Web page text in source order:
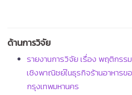
ด้านการวิจัย
รายงานการวิจัย เรื่อง พฤติกร
เชิงพาณิชย์ในธุรกิจร้านอาหาร
กรุงเทพมหานคร